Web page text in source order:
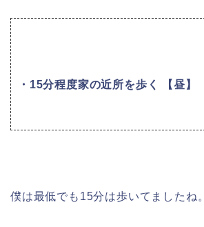
・15分程度家の近所を歩く 【昼】
僕は最低でも15分は歩いてましたね。